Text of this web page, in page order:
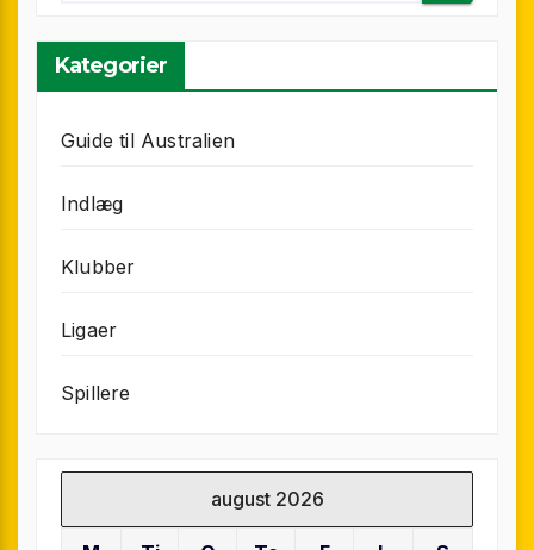
Kategorier
Guide til Australien
Indlæg
Klubber
Ligaer
Spillere
august 2026